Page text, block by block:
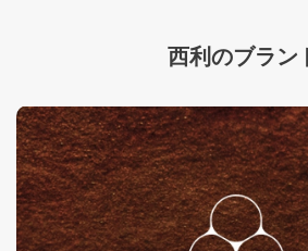
西利のブラン